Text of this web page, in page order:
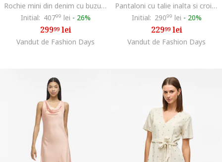
Rochie mini din denim cu buzunare Jado, Rosu stins
Initial: 40799 lei - 26%
29999lei
Vandut de Fashion Days
Pantaloni cu talie inalta si croiala ampla, Alb fildes
Initial: 29099 lei - 20%
22999lei
Vandut de Fashion Days